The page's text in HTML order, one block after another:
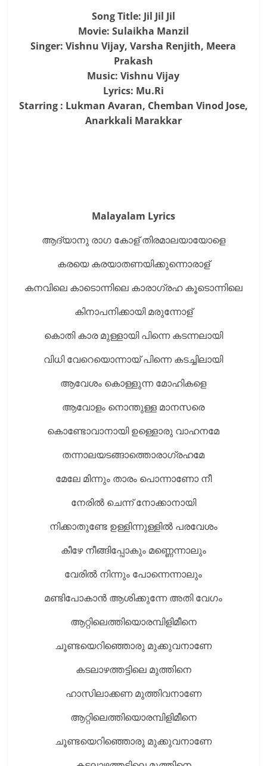
Song Title: Jil Jil Jil
Movie: Sulaikha Manzil
Singer: Vishnu Vijay, Varsha Renjith, Meera
Prakash
Music: Vishnu Vijay
Lyrics: Mu.Ri
Starring : Lukman Avaran, Chemban Vinod Jose,
Anarkkali Marakkar
Malayalam Lyrics
ആദ്യാനു രാഗ കോള് തിരമാലയായോളെ
കരയെ കരയാതണയിക്കുന്നൊരാള്
കനവിലെ കാടൊന്നിലെ കാരാഗ്രഹ കൂടൊന്നിലെ
കിനാപനിക്കായി മരുന്നോള്
കൊതി കാര മുള്ളായി പിന്നെ കടന്നലായി
വിധി വേറെയൊന്നായ് പിന്നെ കടച്ചിലായി
ആവേശം കൊള്ളുന്ന മോഹികളെ
ആവോളം നൊന്തുള്ള മാനസരെ
കൊണ്ടോവാനായി ഉള്ളൊരു വാഹനമേ
തന്നാലയടങ്ങാത്തൊരാഗ്രഹമേ
മേലേ മിന്നും താരം പൊന്നാണോ നീ
നേരിൽ ചെന്ന് നോക്കാനായി
നിക്കാതുണ്ടേ ഉള്ളിന്നുള്ളിൽ പരവേശം
കീഴേ നീങ്ങിപ്പോകും മണ്ണെന്നാലും
വേരിൽ നിന്നും പോന്നെന്നാലും
മണ്ടിപോകാൻ ആശിക്കുന്നേ അതി വേഗം
ആറ്റിലെത്തിയൊരമ്പിളിമീനെ
ചൂണ്ടയെറിഞ്ഞൊരു മുക്കുവനാണേ
കടലാഴത്തട്ടിലെ മുത്തിനെ
ഹാസിലാക്കണ മുത്തിവനാണേ
ആറ്റിലെത്തിയൊരമ്പിളിമീനെ
ചൂണ്ടയെറിഞ്ഞൊരു മുക്കുവനാണേ